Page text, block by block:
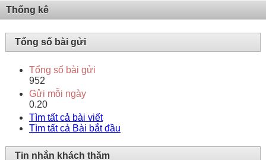
Thống kê
Tổng số bài gửi
Tổng số bài gửi
952
Gửi mỗi ngày
0.20
Tìm tất cả bài viết
Tìm tất cả Bài bắt đầu
Tin nhắn khách thăm